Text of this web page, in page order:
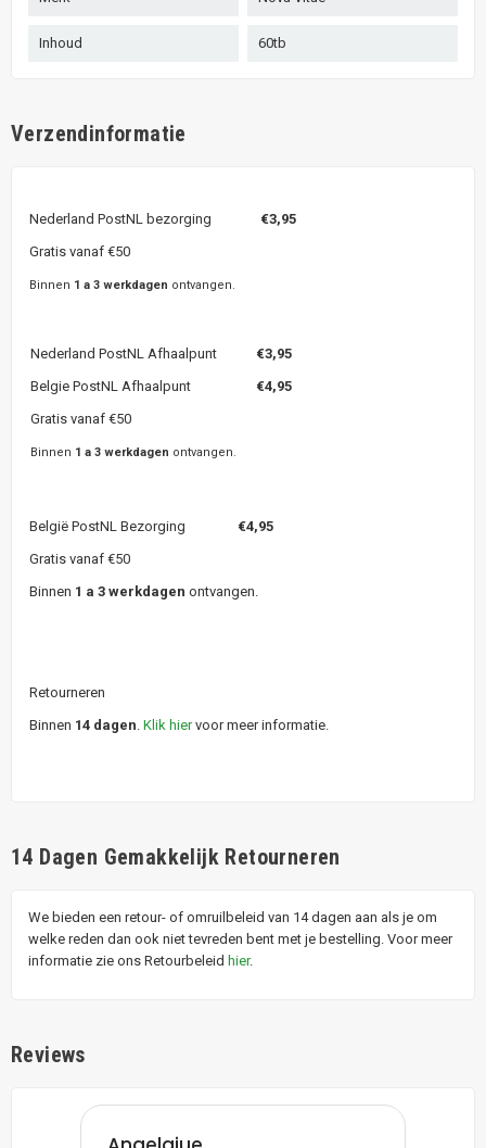
Inhoud 60tb
Verzendinformatie
Nederland PostNL bezorging €3,95
Gratis vanaf €50
Binnen 1 a 3 werkdagen ontvangen.
Nederland PostNL Afhaalpunt €3,95
Belgie PostNL Afhaalpunt
€4,95
Gratis vanaf €50
Binnen 1 a 3 werkdagen ontvangen.
België PostNL Bezorging €4,95
Gratis vanaf €50
Binnen 1 a 3 werkdagen ontvangen.
Retourneren
Binnen 14 dagen Klik hiervoor meer informatie.
14 Dagen Gemakkelijk Retourneren
We bieden een retour- of omruilbeleid van 14 dagen aan als je om
welke reden dan ook niet tevreden bent met je bestelling. Voor meer
informatie zie ons Retourbeleid hier.
Reviews